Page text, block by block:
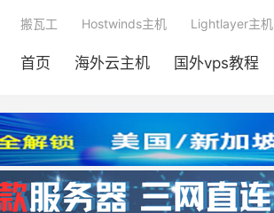
首页 海外云主机 国外vps教程
搬瓦工 Hostwinds主机 Lightlayer主机